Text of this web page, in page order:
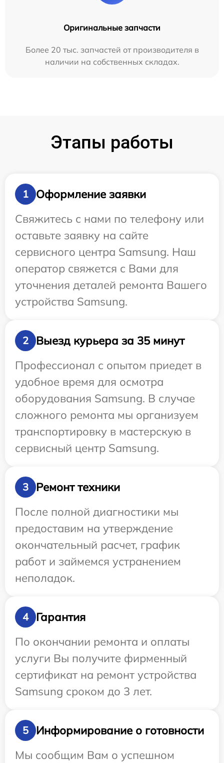
Оригинальные запчасти
Более 20 тыс. запчастей от производителя в
наличии на собственных складах.
Этапы работы
1
Оформление заявки
Свяжитесь с нами по телефону или
оставьте заявку на сайте
сервисного центра Samsung. Наш
оператор свяжется с Вами для
уточнения деталей ремонта Вашего
устройства Samsung.
2
Выезд курьера за 35 минут
Профессионал с опытом приедет в
удобное время для осмотра
оборудования Samsung. В случае
сложного ремонта мы организуем
транспортировку в мастерскую в
сервисный центр Samsung.
3
Ремонт техники
После полной диагностики мы
предоставим на утверждение
окончательный расчет, график
работ и займемся устранением
неполадок.
4
Гарантия
По окончании ремонта и оплаты
услуги Вы получите фирменный
сертификат на ремонт устройства
Samsung сроком до 3 лет.
5
Информирование о готовности
Мы сообщим Вам о успешном